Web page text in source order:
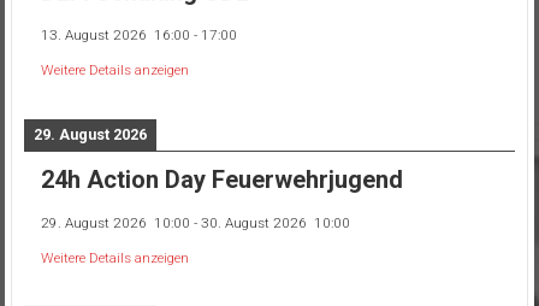
13. August 2026 16:00 - 17:00
Weitere Details anzeigen
29. August 2026
24h Action Day Feuerwehrjugend
29. August 2026 10:00 - 30. August 2026 10:00
Weitere Details anzeigen